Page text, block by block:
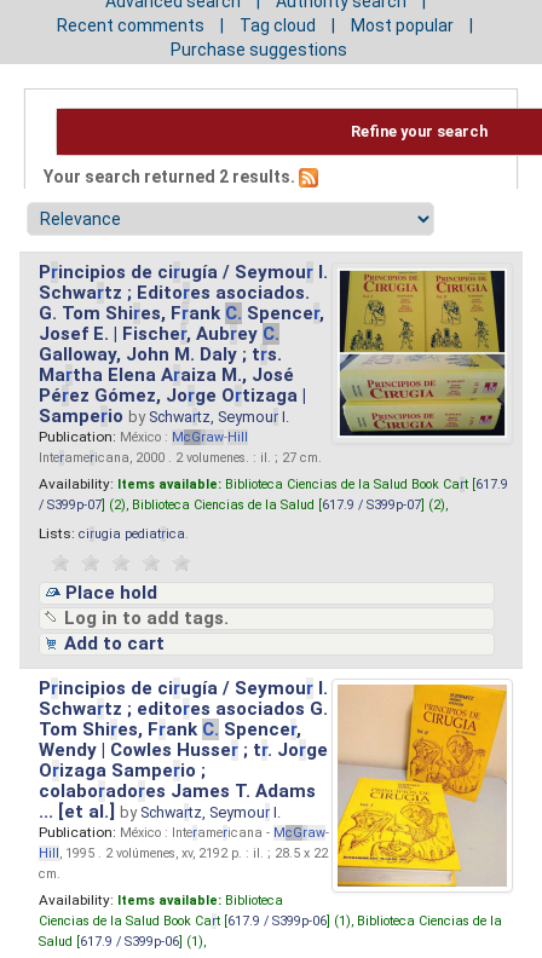
Recent comments
Tag cloud
Most popular
Purchase suggestions
Refine your search
Your search returned 2 results.
Principios de cirugía / Seymour I.
Schwartz ; Editores asociados.
G. Tom Shires, Frank C. Spencer,
Josef E. | Fischer, Aubrey C.
Galloway, John M. Daly ; trs.
Martha Elena Araiza M., José
Pérez Gómez, Jorge Ortizaga |
Samperio by Schwartz, Seymour I.
Publication: México : McGraw-Hill
Interamericana, 2000 . 2 volumenes. : il. ; 27 cm.
Availability: Items available: Biblioteca Ciencias de la Salud Book Cart [ 617.9
/ S399p-07 ] (2), Biblioteca Ciencias de la Salud [ 617.9 / S399p-07 ] (2),
Lists: cirugia pediatrica
Place hold
Log in to add tags.
Add to cart
Principios de cirugía / Seymour I.
Schwartz ; editores asociados G.
Tom Shires, Frank C. Spencer,
Wendy | Cowles Husser ; tr. Jorge
Orizaga Samperio ;
colaboradores James T. Adams
... [et al.]by Schwartz, Seymour I.
Publication: México : Interamericana - McGraw-
Hill, 1995 . 2 volúmenes, xv, 2192 p. : il. ; 28.5 x 22
cm.
Availability: Items available: Biblioteca
Ciencias de la Salud Book Cart [ 617.9 / S399p-06 ] (1), Biblioteca Ciencias de la
Salud [ 617.9 / S399p-06 ] (1),